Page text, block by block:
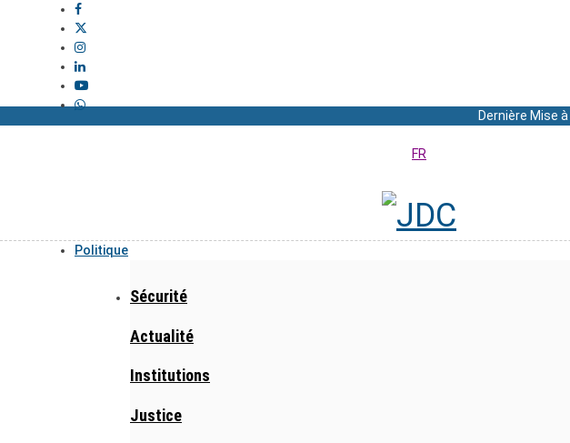
Dernière Mise
FR
Politique
Sécurité
Actualité
Institutions
Justice